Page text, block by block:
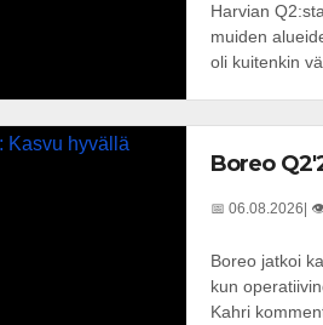
Harvian
muiden
oli kuitenkin
Boreo
📅 06.08.2026 |
Boreo jatkoi
kun
Kahri